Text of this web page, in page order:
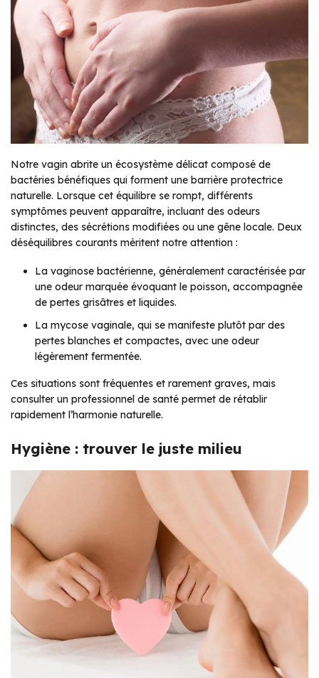
Notre vagin abrite un écosystème délicat composé de
bactéries bénéfiques qui forment une barrière protectrice
naturelle. Lorsque cet équilibre se rompt, différents
symptômes peuvent apparaître, incluant des odeurs
distinctes, des sécrétions modifiées ou une gêne locale. Deux
déséquilibres courants méritent notre attention :
La vaginose bactérienne, généralement caractérisée par
une odeur marquée évoquant le poisson, accompagnée
de pertes grisâtres et liquides.
La mycose vaginale, qui se manifeste plutôt par des
pertes blanches et compactes, avec une odeur
légèrement fermentée.
Ces situations sont fréquentes et rarement graves, mais
consulter un professionnel de santé permet de rétablir
rapidement l’harmonie naturelle.
Hygiène : trouver le juste milieu